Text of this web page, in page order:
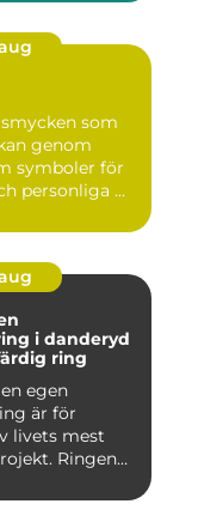
som
genom
symboler för
personliga ...
i danderyd
ring
egen
är för
livets mest
Ringen